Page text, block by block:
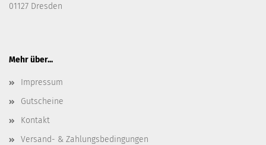
01127 Dresden
Mehr über...
Impressum
Gutscheine
Kontakt
Versand- & Zahlungsbedingungen